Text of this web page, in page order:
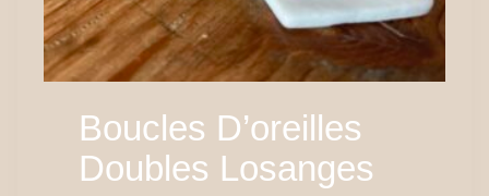
Boucles D’oreilles
Doubles Losanges